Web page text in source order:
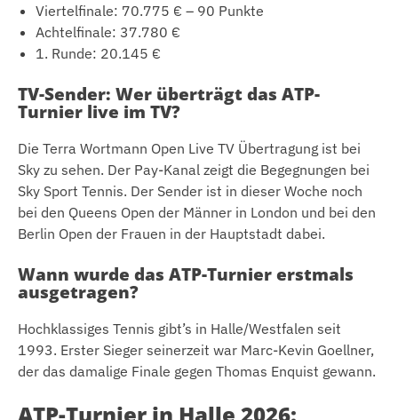
Viertelfinale: 70.775 € – 90 Punkte
Achtelfinale: 37.780 €
1. Runde: 20.145 €
TV-Sender: Wer überträgt das ATP-
Turnier live im TV?
Die Terra Wortmann Open Live TV Übertragung ist bei
Sky zu sehen. Der Pay-Kanal zeigt die Begegnungen bei
Sky Sport Tennis. Der Sender ist in dieser Woche noch
bei den Queens Open der Männer in London und bei den
Berlin Open der Frauen in der Hauptstadt dabei.
Wann wurde das ATP-Turnier erstmals
ausgetragen?
Hochklassiges Tennis gibt’s in Halle/Westfalen seit
1993. Erster Sieger seinerzeit war Marc-Kevin Goellner,
der das damalige Finale gegen Thomas Enquist gewann.
ATP-Turnier in Halle 2026: